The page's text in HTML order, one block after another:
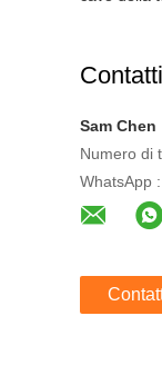
Sam Chen
Numero di
WhatsApp :